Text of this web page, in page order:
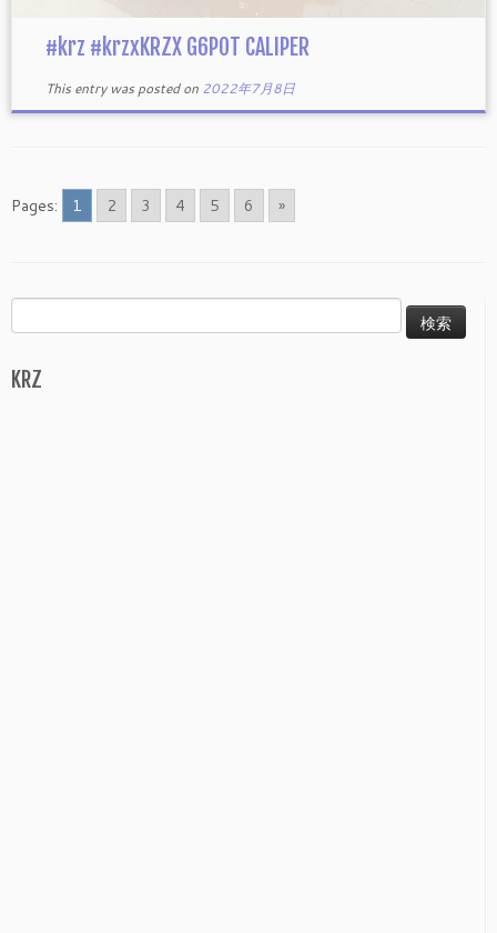
#krz #krzxKRZX G6POT CALIPER
This entry was posted on 2022年7月8日
Pages: 1 2 3 4 5 6 »
索:
KRZ